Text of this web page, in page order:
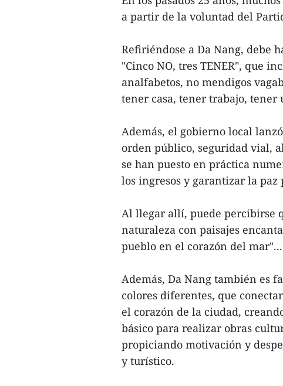
a partir de la voluntad del
Refiriéndose a Da Nang, debe
"Cinco NO, tres TENER", que
analfabetos, no mendigos
tener casa, tener trabajo,
Además, el gobierno local
orden público, seguridad vial,
se han puesto en práctica
los ingresos y garantizar la paz
Al llegar allí, puede percibirse
naturaleza con paisajes
pueblo en el corazón del mar"...
Además, Da Nang también es
colores diferentes, que
el corazón de la ciudad,
básico para realizar obras
propiciando motivación y
y turístico.